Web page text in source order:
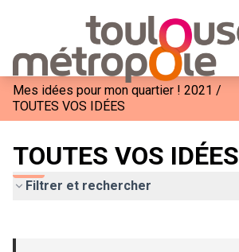
Mes idées pour mon quartier ! 2021 /
TOUTES VOS IDÉES
TOUTES VOS IDÉES
Filtrer et rechercher